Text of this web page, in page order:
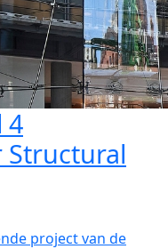
4
project van de